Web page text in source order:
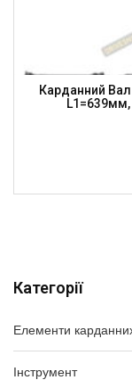
Категорії
Елементи
Інструмент
Карданний
L1=639мм,